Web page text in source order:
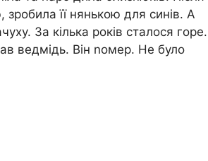
її нянькою для синів. А
За кілька років сталося горе.
ведмідь. Він nомер. Не було